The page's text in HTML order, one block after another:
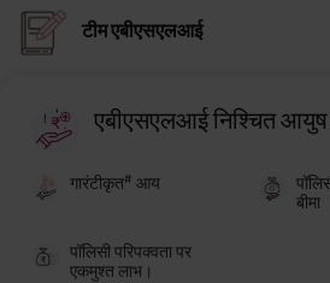
टीम एबीएसएलआई
एबीएसएलआई निश्चित आयुष
गारंटीकृत# आय
बीमा
पॉलिसी परिपक्वता पर
एकमुश्त लाभ।